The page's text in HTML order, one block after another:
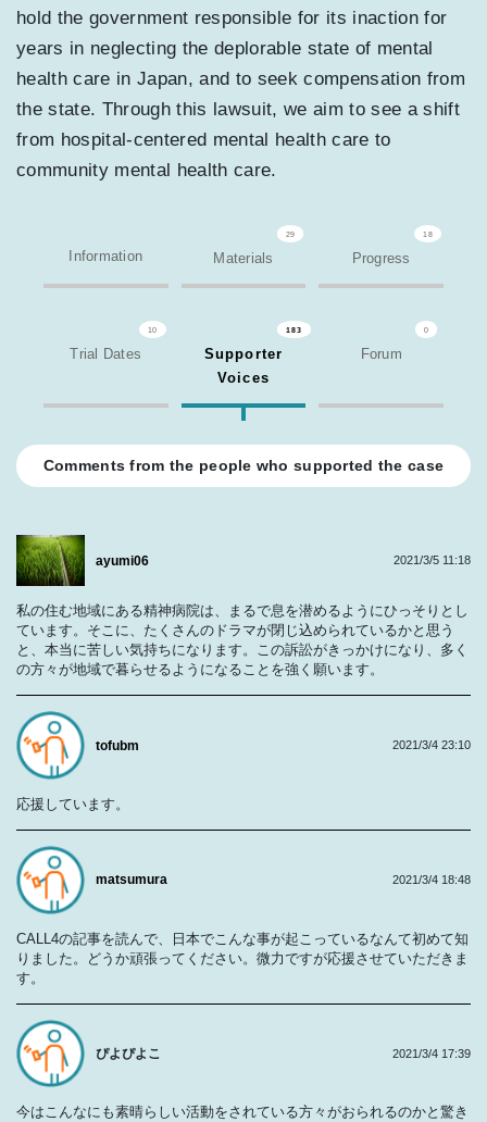
hold the government responsible for its inaction for
years in neglecting the deplorable state of mental
health care in Japan, and to seek compensation from
the state. Through this lawsuit, we aim to see a shift
from hospital-centered mental health care to
community mental health care.
Information
29
Materials
18
Progress
10
Trial Dates
183
Supporter
Voices
0
Forum
Comments from the people who supported the case
ayumi06
私の住む地域にある精神病院は、まるで息を潜めるようにひっそりとし
ています。そこに、たくさんのドラマが閉じ込められているかと思う
と、本当に苦しい気持ちになります。この訴訟がきっかけになり、多く
の方々が地域で暮らせるようになることを強く願います。
2021/3/5 11:18
tofubm
応援しています。
2021/3/4 23:10
matsumura
CALL4の記事を読んで、日本でこんな事が起こっているなんて初めて知
りました。どうか頑張ってください。微力ですが応援させていただきま
す。
2021/3/4 18:48
ぴよぴよこ
今はこんなにも素晴らしい活動をされている方々がおられるのかと驚き
2021/3/4 17:39